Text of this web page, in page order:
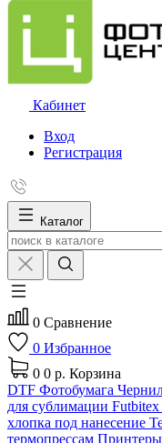
Кабинет
Вход
Регистрация
Каталог
0 Сравнение
0 Избранное
0 0 р. Корзина
DTF Фотобумага
для сублимации Futbitex
хлопка под нанесение
термопрессам